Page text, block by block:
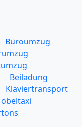
Büroumzug
Beiladung
Klaviertransport